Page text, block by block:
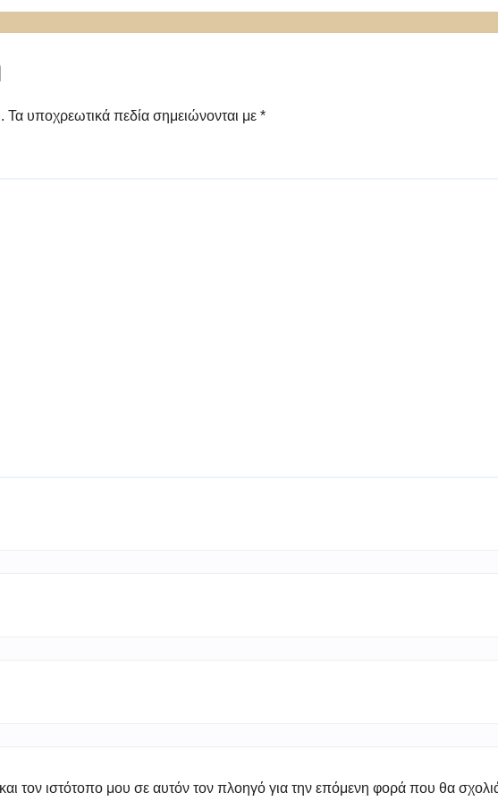
εικόνα για την Αρχαία
νέα γυναικοκτονία;
Τα υποχρεωτικά πεδία σημειώνονται με *
τον ιστότοπο μου σε αυτόν τον πλοηγό για την επόμενη φορά που θα